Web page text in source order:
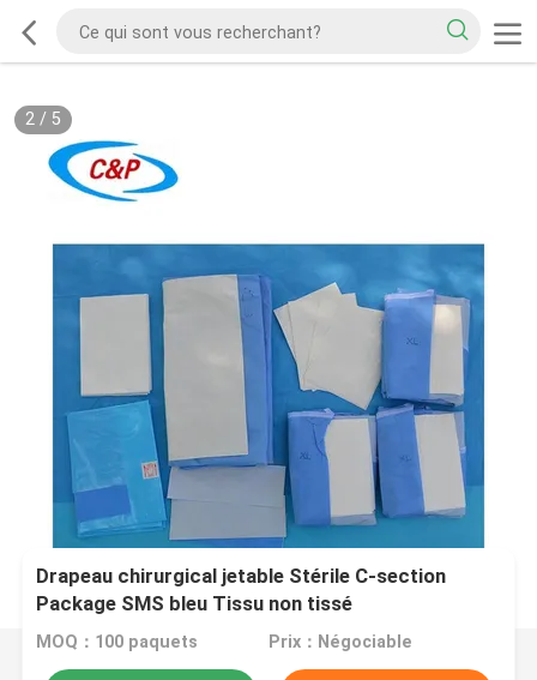
2/ 5
Drapeau chirurgical jetable Stérile C-section
Package SMS bleu Tissu non tissé
MOQ：100 paquets Prix：Négociable